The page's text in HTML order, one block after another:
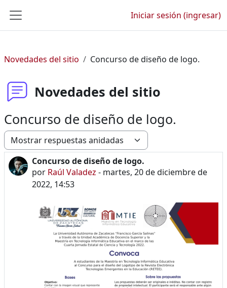
Pánel lateral
Iniciar sesión (ingresar)
Novedades del sitio Concurso de diseño de logo.
Novedades del sitio
Concurso de diseño de logo.
Modo de visualización
Concurso de diseño de logo.
por Raúl Valadez - martes, 20 de diciembre de
2022, 14:53
Número de respuestas: 0